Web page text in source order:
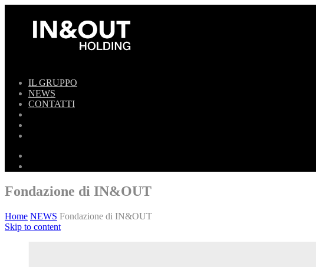
IL GRUPPO
NEWS
CONTATTI
Fondazione di IN&OUT
Home NEWS Fondazione di IN&OUT
Skip to content